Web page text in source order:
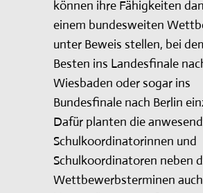
können ihre Fähigkeiten
einem bundesweiten
unter Beweis stellen, bei
Besten ins Landesfinale
Wiesbaden oder sogar ins
Bundesfinale nach Berlin
Dafür planten die
Schulkoordinatorinnen und
Schulkoordinatoren neben
Wettbewerbsterminen auch